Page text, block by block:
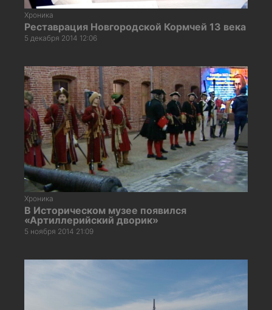
Хроника
Реставрация Новгородской Кормчей 13 века
5 декабря 2014 12:06
Хроника
В Историческом музее появился
«Артиллерийский дворик»
5 ноября 2014 21:09